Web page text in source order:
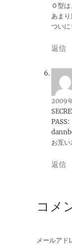
Ｏ型
あまり
ついに
返信
2009
PASS:
お互い
返信
コメ
メールアド